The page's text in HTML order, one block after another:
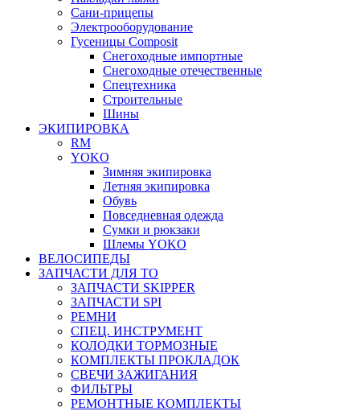
Сани-прицепы
Электрооборудование
Гусеницы Composit
Снегоходные импортные
Снегоходные отечественные
Спецтехника
Строительные
Шины
ЭКИПИРОВКА
RM
YOKO
Зимняя экипировка
Летняя экипировка
Обувь
Повседневная одежда
Сумки и рюкзаки
Шлемы YOKO
ВЕЛОСИПЕДЫ
ЗАПЧАСТИ ДЛЯ ТО
ЗАПЧАСТИ SKIPPER
ЗАПЧАСТИ SPI
РЕМНИ
СПЕЦ. ИНСТРУМЕНТ
КОЛОДКИ ТОРМОЗНЫЕ
КОМПЛЕКТЫ ПРОКЛАДОК
СВЕЧИ ЗАЖИГАНИЯ
ФИЛЬТРЫ
РЕМОНТНЫЕ КОМПЛЕКТЫ